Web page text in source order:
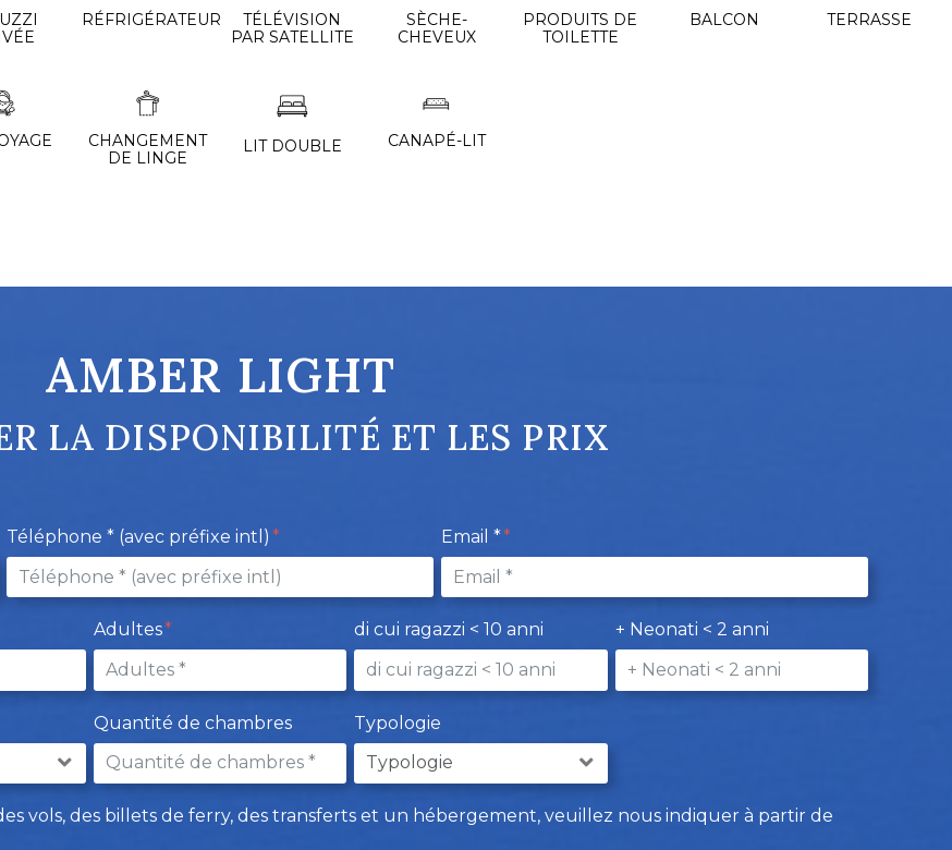
RÉFRIGÉRATEUR
TÉLÉVISION
PAR SATELLITE
SÈCHE-
CHEVEUX
PRODUITS DE
TOILETTE
BALCON TERRASSE
CHANGEMENT
DE LINGE
LIT DOUBLE CANAPÉ-LIT
AMBER LIGHT
LA DISPONIBILITÉ ET LES PRIX
Téléphone * (avec préfixe intl) Email *
Adultes di cui ragazzi < 10 anni + Neonati < 2 anni
Quantité de chambres Typologie
vols, des billets de ferry, des transferts et un hébergement, veuillez nous indiquer à partir de